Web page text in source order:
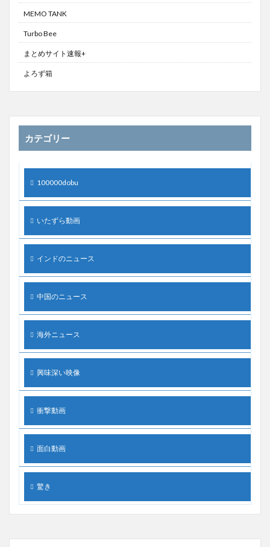
MEMO TANK
Turbo Bee
まとめサイト速報+
よろず箱
カテゴリー
100000dobu
いたずら動画
インドのニュース
中国のニュース
海外ニュース
興味深い映像
衝撃動画
面白動画
驚き